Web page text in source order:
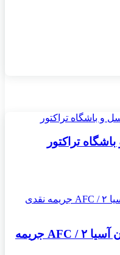
تراکتور
تخلفات استقلال در لیگ قهرمانان آسیا ۲ / AFC جریمه